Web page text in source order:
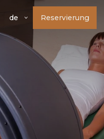
de Reservierung